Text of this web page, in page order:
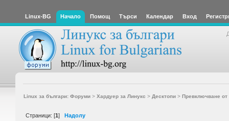
Linux-BG Начало Помощ Търси Календар Вход
Linux за българи: Форуми> Хардуер за Линукс > Десктопи> Превключване от
Страници: [1] Надолу